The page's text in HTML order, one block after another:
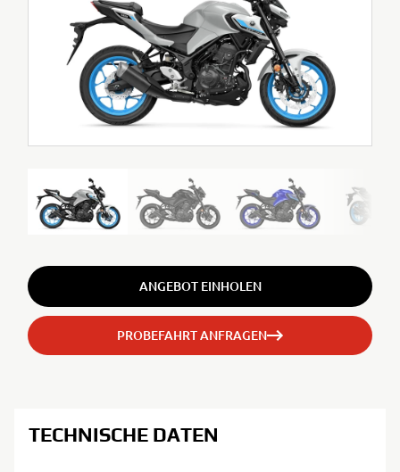
ANGEBOT EINHOLEN
PROBEFAHRT ANFRAGEN
TECHNISCHE DATEN